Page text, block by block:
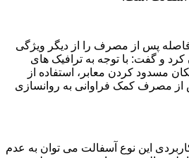
پس از مصرف را از دیگر ویژگی
و گفت: با توجه به ترافیک های
مسدود کردن معابر، استفاده از
از مصرف کمک فراوانی به روانسازی
این نوع آسفالت می توان به عدم